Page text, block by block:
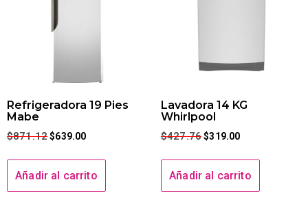
Refrigeradora 19 Pies
Mabe
$871.12 $639.00
Añadir al carrito
Lavadora 14 KG
Whirlpool
$427.76 $319.00
Añadir al carrito